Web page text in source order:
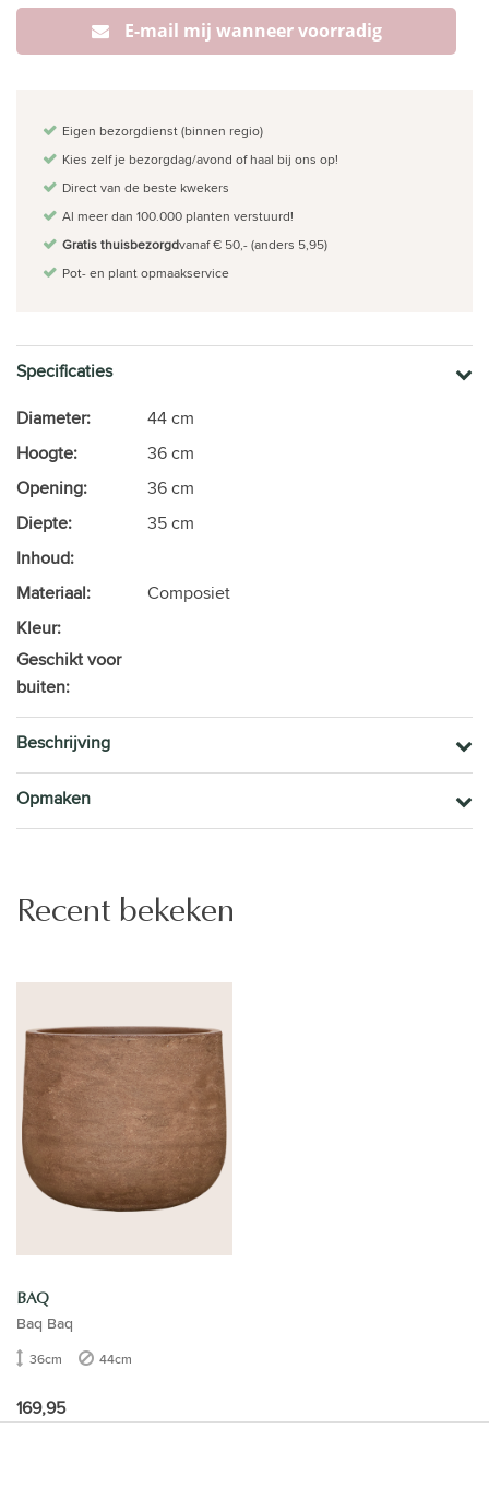
E-mail mij wanneer voorradig
Eigen bezorgdienst (binnen regio)
Kies zelf je bezorgdag/avond of haal bij ons op!
Direct van de beste kwekers
Al meer dan 100.000 planten verstuurd!
Gratis thuisbezorgdvanaf € 50,- (anders 5,95)
Pot- en plant opmaakservice
Specificaties
Diameter:
44 cm
Hoogte:
36 cm
Opening:
36 cm
Diepte:
35 cm
Inhoud:
Materiaal:
Composiet
Kleur:
Geschikt voor
buiten:
Beschrijving
Opmaken
Recent bekeken
BAQ
Baq Baq
36cm 44cm
169,95